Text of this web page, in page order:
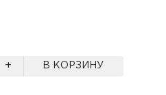
+ В КОРЗИНУ